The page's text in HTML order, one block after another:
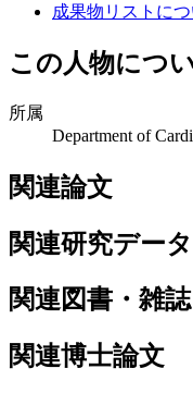
成果物リストにつ
この人物につ
所属
Department of
関連論文
関連研究データ
関連図書・雑誌
関連博士論文